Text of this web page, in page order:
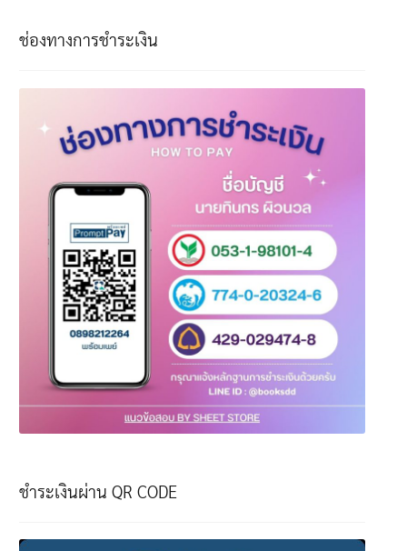
ช่องทางการชำระเงิน
ชำระเงินผ่าน QR CODE